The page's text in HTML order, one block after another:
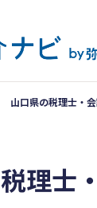
山口県の税理士・
理士